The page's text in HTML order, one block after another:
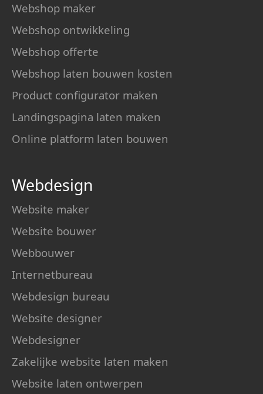
Webshop maker
Webshop ontwikkeling
Webshop offerte
Webshop laten bouwen kosten
Product configurator maken
Landingspagina laten maken
Online platform laten bouwen
Webdesign
Website maker
Website bouwer
Webbouwer
Internetbureau
Webdesign bureau
Website designer
Webdesigner
Zakelijke website laten maken
Website laten ontwerpen